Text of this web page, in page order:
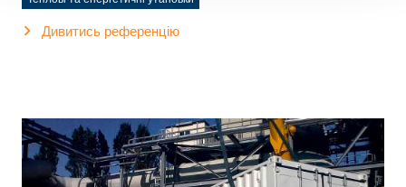
Дивитись референцію